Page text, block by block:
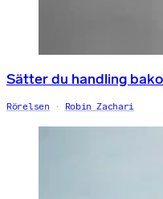
Sätter du handling
Rörelsen Robin Zachari